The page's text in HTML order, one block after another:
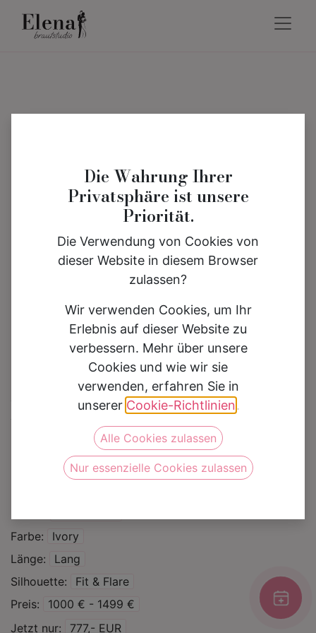
Brautkleid MGB 26
Auf die Wunschliste
Farbe
Ivory
Länge
Lang
Silhouette
Fit & Flare
Preis
1000 € - 1499 €
Jetzt nur
777,- EUR
Die Wahrung Ihrer
Privatsphäre ist unsere
Priorität.
Die Verwendung von Cookies von
dieser Website in diesem Browser
zulassen?
Wir verwenden Cookies, um Ihr
Erlebnis auf dieser Website zu
verbessern. Mehr über unsere
Cookies und wie wir sie
verwenden, erfahren Sie in
unserer Cookie-Richtlinien.
Alle Cookies zulassen
Nur essenzielle Cookies zulassen